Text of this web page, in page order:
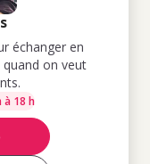
échanger en
on veut
à 18 h